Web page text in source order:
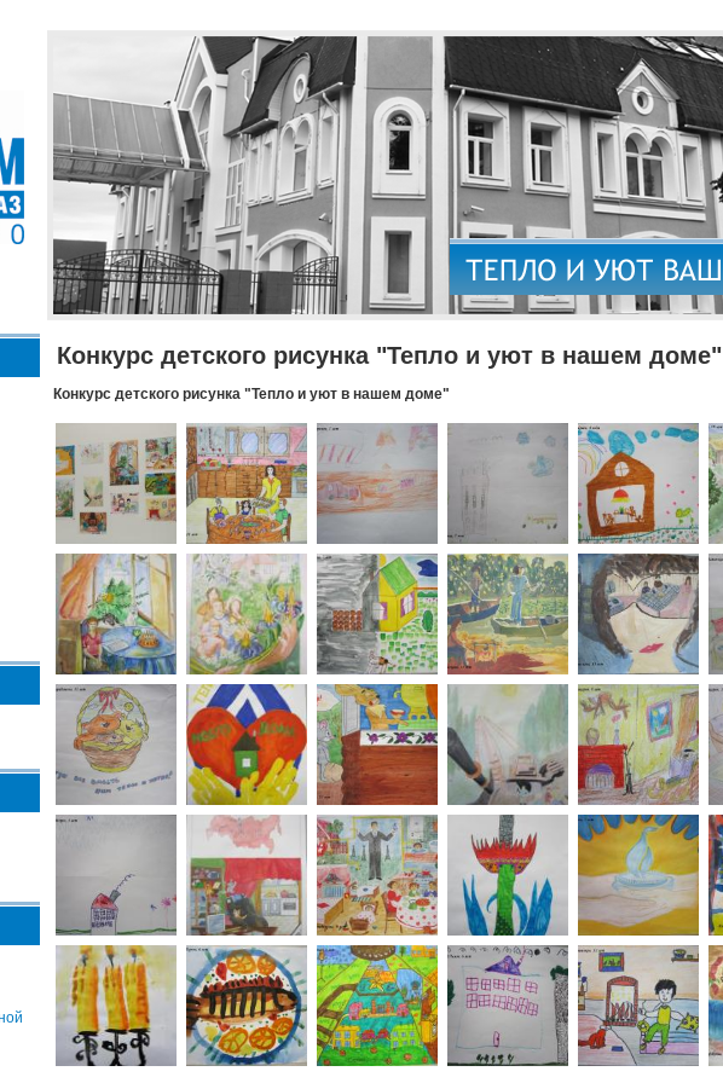
Конкурс детского рисунка "Тепло и уют в нашем доме"
Конкурс детского рисунка "Тепло и уют в нашем доме"